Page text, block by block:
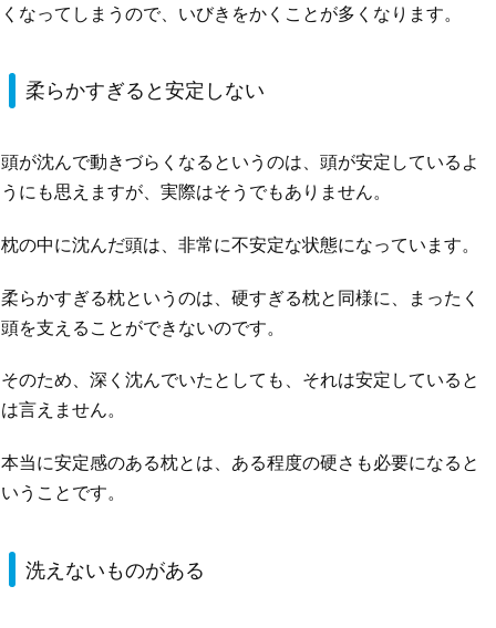
くなってしまうので、いびきをかくことが多くなります。
柔らかすぎると安定しない
頭が沈んで動きづらくなるというのは、頭が安定しているよ
うにも思えますが、実際はそうでもありません。
枕の中に沈んだ頭は、非常に不安定な状態になっています。
柔らかすぎる枕というのは、硬すぎる枕と同様に、まったく
頭を支えることができないのです。
そのため、深く沈んでいたとしても、それは安定していると
は言えません。
本当に安定感のある枕とは、ある程度の硬さも必要になると
いうことです。
洗えないものがある